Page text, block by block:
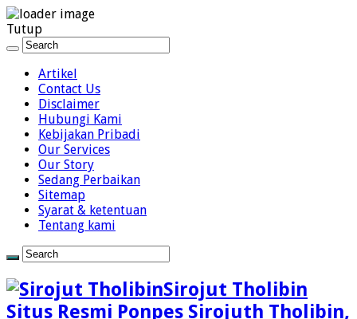
Close
Tutup
Artikel
Contact Us
Disclaimer
Hubungi Kami
Kebijakan Pribadi
Our Services
Our Story
Sedang Perbaikan
Sitemap
Syarat & ketentuan
Tentang kami
Sirojut Tholibin
Situs Resmi Ponpes Sirojuth Tholibin,